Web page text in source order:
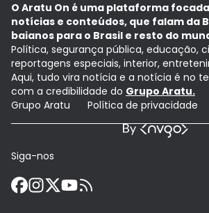
O Aratu On é uma plataforma
notícias e conteúdos, que falam da
baianos para o Brasil e resto do
Política, segurança pública, educação,
reportagens especiais, interior,
Aqui, tudo vira notícia e a notícia é no
com a credibilidade do Grupo Aratu.
Grupo Aratu
Política de privacidade
Siga-nos